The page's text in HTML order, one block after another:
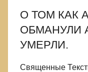
О ТОМ КАК
ОБМАНУЛИ
УМЕРЛИ.
Священные